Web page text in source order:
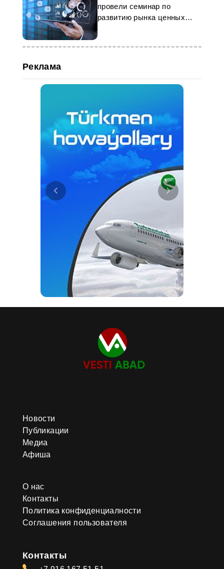
провели семинар по
развитию рынка ценных
Реклама
Новости
Публикации
Медиа
Афиша
О нас
Контакты
Политика конфиденциалности
Соглашения пользователя
Контакты